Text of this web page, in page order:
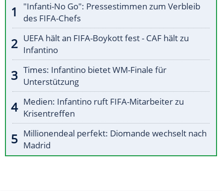
"Infanti-No Go": Pressestimmen zum Verbleib
des FIFA-Chefs
UEFA hält an FIFA-Boykott fest - CAF hält zu
Infantino
Times: Infantino bietet WM-Finale für
Unterstützung
Medien: Infantino ruft FIFA-Mitarbeiter zu
Krisentreffen
Millionendeal perfekt: Diomande wechselt nach
Madrid